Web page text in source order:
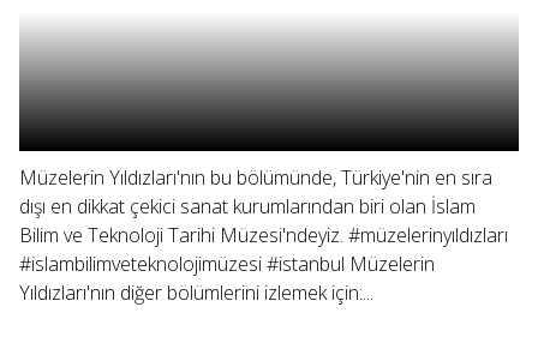
Müzelerin Yıldızları'nın bu bölümünde, Türkiye'nin en sıra
dışı en dikkat çekici sanat kurumlarından biri olan İslam
Bilim ve Teknoloji Tarihi Müzesi'ndeyiz. #müzelerinyıldızları
#islambilimveteknolojimüzesi #istanbul Müzelerin
Yıldızları'nın diğer bölümlerini izlemek için:...